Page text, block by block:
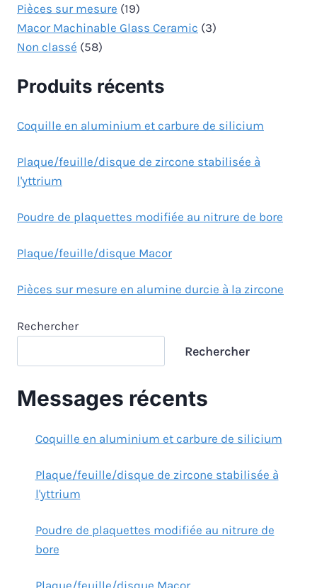
Pièces sur mesure (19)
Macor Machinable Glass Ceramic (3)
Non classé (58)
Produits récents
Coquille en aluminium et carbure de silicium
Plaque/feuille/disque de zircone stabilisée à
l'yttrium
Poudre de plaquettes modifiée au nitrure de bore
Plaque/feuille/disque Macor
Pièces sur mesure en alumine durcie à la zircone
Rechercher
Rechercher
Messages récents
Coquille en aluminium et carbure de silicium
Plaque/feuille/disque de zircone stabilisée à
l'yttrium
Poudre de plaquettes modifiée au nitrure de
bore
Plaque/feuille/disque Macor